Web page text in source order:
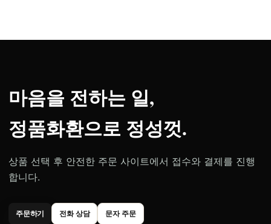
마음을 전하는 일,
정품화환으로 정성껏.
상품 선택 후 안전한 주문 사이트에서 접수와 결제를 진행
합니다.
주문하기 전화 상담 문자 주문